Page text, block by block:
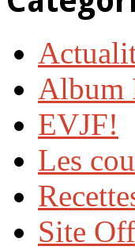
Album
EVJF!
Les
Site